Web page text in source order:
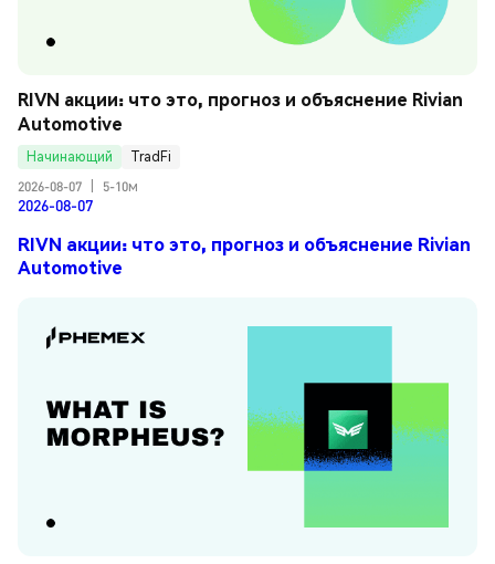
RIVN акции: что это, прогноз и объяснение Rivian
Automotive
Начинающий
TradFi
2026-08-07
5-10м
2026-08-07
RIVN акции: что это, прогноз и объяснение Rivian
Automotive